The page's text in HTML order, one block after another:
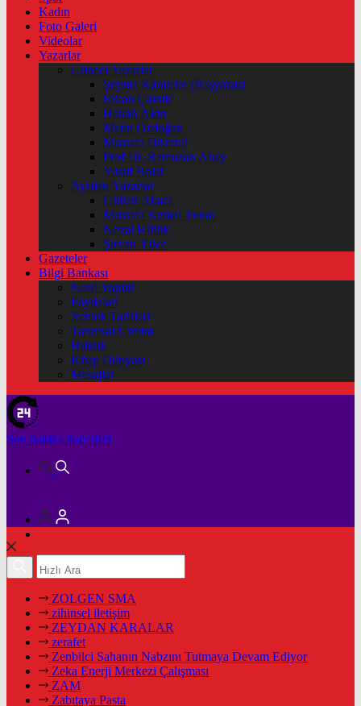
Kadın
Foto Galeri
Videolar
Yazarlar
Güncel Yazarlar
Şeyma Karateke (Başyazar)
Erkan Çakıllı
Hakan Akın
Metin Özdoğan
Mustafa Düzenli
Prof Dr. Ramazan Abay
Yusuf Bolat
Ayrılan Yazarlar
Gülten Abacı
Mustafa Kemal Yonat
Neval Kütük
Şirvan Yüce
Gazeteler
Bilgi Bankası
Nasıl Yapılır
Faydaları
Yemek Tarifleri
Tarımsal Üretim
Hukuk
Kitap Dünyası
Mesajlar
Son dakika haberleri
ZOLGEN SMA
zihinsel iletişim
ZEYDAN KARALAR
zerafet
Zenbilci Sahanın Nabzını Tutmaya Devam Ediyor
Zeka Enerji Merkezi Çalışması
ZAM
Zabıtaya Pasta